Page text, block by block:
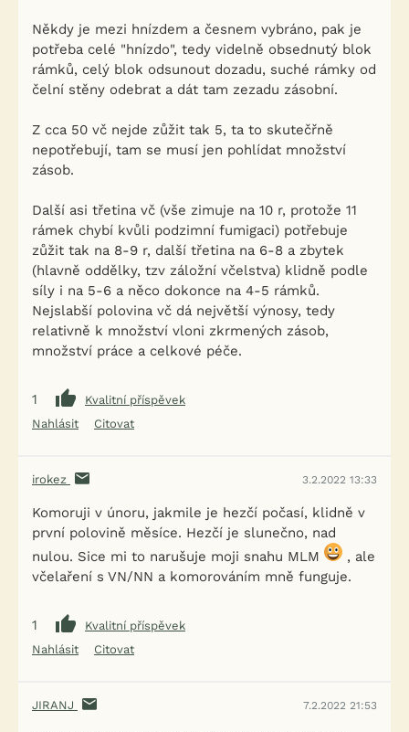
Někdy je mezi hnízdem a česnem vybráno, pak je
potřeba celé "hnízdo", tedy videlně obsednutý blok
rámků, celý blok odsunout dozadu, suché rámky od
čelní stěny odebrat a dát tam zezadu zásobní.
Z cca 50 vč nejde zůžit tak 5, ta to skutečřně
nepotřebují, tam se musí jen pohlídat množství
zásob.
Další asi třetina vč (vše zimuje na 10 r, protože 11
rámek chybí kvůli podzimní fumigaci) potřebuje
zůžit tak na 8-9 r, další třetina na 6-8 a zbytek
(hlavně oddělky, tzv záložní včelstva) klidně podle
síly i na 5-6 a něco dokonce na 4-5 rámků.
Nejslabší polovina vč dá největší výnosy, tedy
relativně k množství vloni zkrmených zásob,
množství práce a celkové péče.
1
Kvalitní příspěvek
Nahlásit
Citovat
irokez 3.2.2022 13:33
Komoruji v únoru, jakmile je hezčí počasí, klidně v
první polovině měsíce. Hezčí je slunečno, nad
nulou. Sice mi to narušuje moji snahu MLM
, ale
včelaření s VN/NN a komorováním mně funguje.
1
Kvalitní příspěvek
Nahlásit
Citovat
JIRANJ 7.2.2022 21:53